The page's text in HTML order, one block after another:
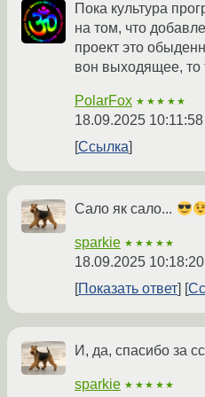
Пока культура
на том, что
проект это
вон выходящее, то
PolarFox ★★★★★
18.09.2025
Ссылка
Сало як сало...
sparkie ★★★★★
18.09.2025
Показать ответ
И, да, спасибо за
sparkie ★★★★★